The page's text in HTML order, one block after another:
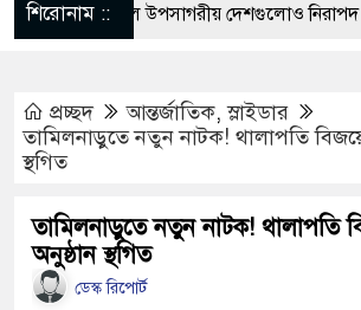
শিরোনাম ::
হামলা চালালে উপসাগরীয় দেশগুলোও নিরাপদ
ইংল্যান্ডকে হারানোর দিনটিকে ‘জাতীয় দিবস’
অপরাধে এবার আসামি হচ্ছেন মাকসুদ কামাল-
প্রচ্ছদ আন্তর্জাতিক,স্লাইডার
তামিলনাড়ুতে নতুন নাটক! থালাপতি
স্থগিত
তামিলনাড়ুতে নতুন নাটক! থালাপতি
অনুষ্ঠান স্থগিত
ডেস্ক রিপোর্ট